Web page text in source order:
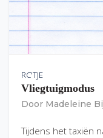
RC'TJE
Vliegtuigmodus
Door Madeleine
Tijdens het taxiën